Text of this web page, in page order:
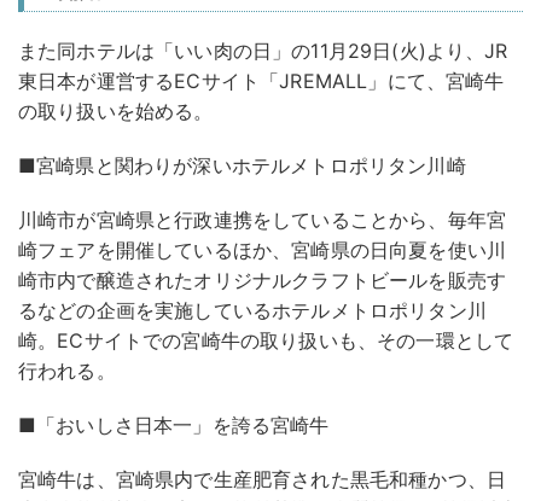
また同ホテルは「いい肉の日」の11月29日(火)より、JR
東日本が運営するECサイト「JREMALL」にて、宮崎牛
の取り扱いを始める。
■宮崎県と関わりが深いホテルメトロポリタン川崎
川崎市が宮崎県と行政連携をしていることから、毎年宮
崎フェアを開催しているほか、宮崎県の日向夏を使い川
崎市内で醸造されたオリジナルクラフトビールを販売す
るなどの企画を実施しているホテルメトロポリタン川
崎。ECサイトでの宮崎牛の取り扱いも、その一環として
行われる。
■「おいしさ日本一」を誇る宮崎牛
宮崎牛は、宮崎県内で生産肥育された黒毛和種かつ、日